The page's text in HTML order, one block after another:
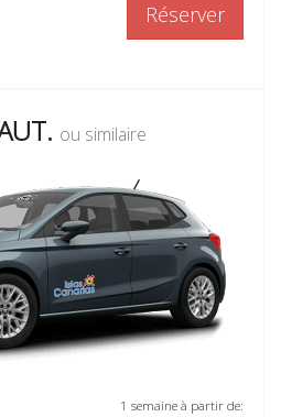
Réserver
ou similaire
1 semaine à partir de: